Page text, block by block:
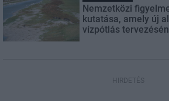
Nemzetközi
kutatása, amely új
vízpótlás
HIRDETÉS